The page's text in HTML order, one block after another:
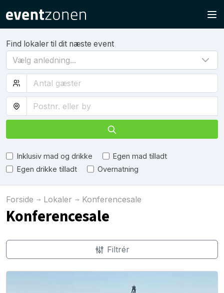
Find lokaler til dit næste event
Vælg anledning...
Inklusiv mad og drikke
Egen mad tilladt
Egen drikke tilladt
Overnatning
Forside Lokaler Konferencesale
Konferencesale
Filtrér